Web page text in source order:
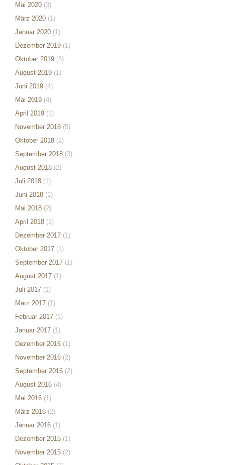
Mai 2020 (3)
März 2020 (1)
Januar 2020 (1)
Dezember 2019 (1)
Oktober 2019 (3)
August 2019 (1)
Juni 2019 (4)
Mai 2019 (4)
April 2019 (1)
November 2018 (5)
Oktober 2018 (2)
September 2018 (3)
August 2018 (2)
Juli 2018 (1)
Juni 2018 (1)
Mai 2018 (2)
April 2018 (1)
Dezember 2017 (1)
Oktober 2017 (1)
September 2017 (1)
August 2017 (1)
Juli 2017 (1)
März 2017 (1)
Februar 2017 (1)
Januar 2017 (1)
Dezember 2016 (1)
November 2016 (2)
September 2016 (2)
August 2016 (4)
Mai 2016 (1)
März 2016 (2)
Januar 2016 (1)
Dezember 2015 (1)
November 2015 (2)